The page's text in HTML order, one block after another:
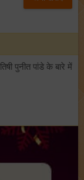
पुनीत पांडे के बारे में